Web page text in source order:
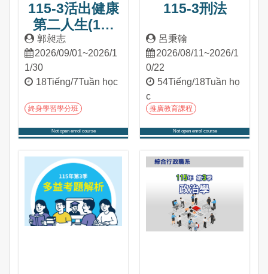
115-3活出健康
第二人生(1學
分)
郭昶志
2026/09/01~2026/1
1/30
18Tiếng/7Tuần học
終身學習學分班
Not open enrol course
115-3刑法
呂秉翰
2026/08/11~2026/1
0/22
54Tiếng/18Tuần họ
c
推廣教育課程
Not open enrol course